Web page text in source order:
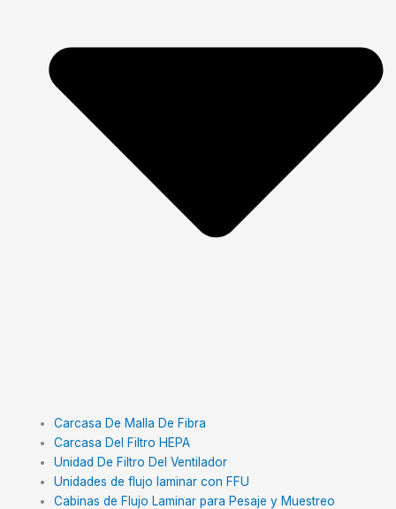
Carcasa De Malla De Fibra
Carcasa Del Filtro HEPA
Unidad De Filtro Del Ventilador
Unidades de flujo laminar con FFU
Cabinas de Flujo Laminar para Pesaje y Muestreo